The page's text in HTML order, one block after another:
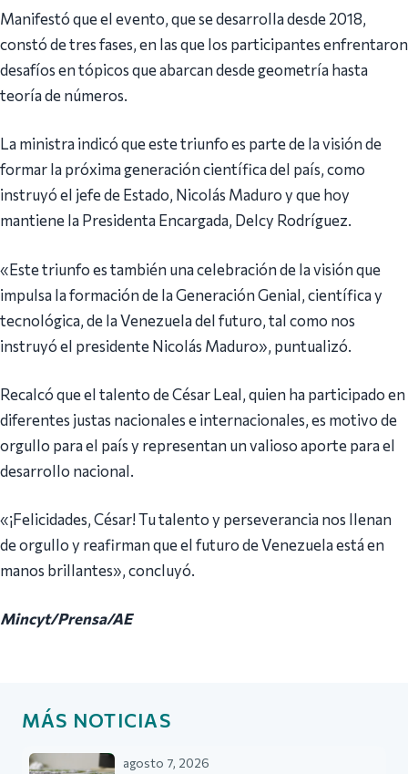
Manifestó que el evento, que se desarrolla desde 2018,
constó de tres fases, en las que los participantes enfrentaron
desafíos en tópicos que abarcan desde geometría hasta
teoría de números.
La ministra indicó que este triunfo es parte de la visión de
formar la próxima generación científica del país, como
instruyó el jefe de Estado, Nicolás Maduro y que hoy
mantiene la Presidenta Encargada, Delcy Rodríguez.
«Este triunfo es también una celebración de la visión que
impulsa la formación de la Generación Genial, científica y
tecnológica, de la Venezuela del futuro, tal como nos
instruyó el presidente Nicolás Maduro», puntualizó.
Recalcó que el talento de César Leal, quien ha participado en
diferentes justas nacionales e internacionales, es motivo de
orgullo para el país y representan un valioso aporte para el
desarrollo nacional.
«¡Felicidades, César! Tu talento y perseverancia nos llenan
de orgullo y reafirman que el futuro de Venezuela está en
manos brillantes», concluyó.
Mincyt/Prensa/AE
MÁS NOTICIAS
agosto 7, 2026